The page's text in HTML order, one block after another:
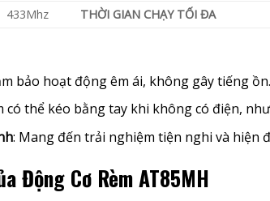
433Mhz THỜI GIAN CHẠY TỐI ĐA
bảo hoạt động êm ái, không gây tiếng ồn.
có thể kéo bằng tay khi không có điện,
: Mang đến trải nghiệm tiện nghi và hiện
Động Cơ Rèm AT85MH